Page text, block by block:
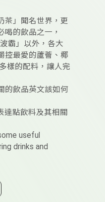
茶」聞名世界，更
喝的飲品之一，
霸」以外，各大
控最愛的蘆薈、椰
樣的配料，讓人完
的飲品英文該如何
達點飲料及其相關
useful
drinks and